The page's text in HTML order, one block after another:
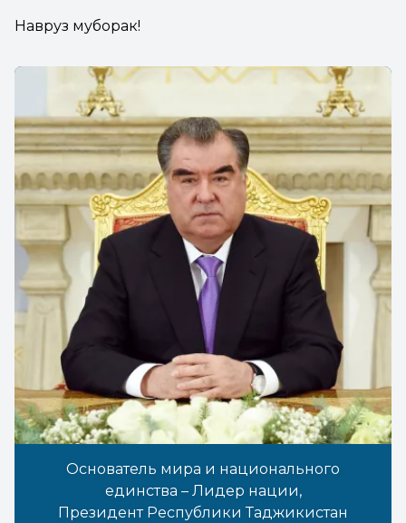
Навруз муборак!
Основатель мира и национального
единства – Лидер нации,
Президент Республики Таджикистан